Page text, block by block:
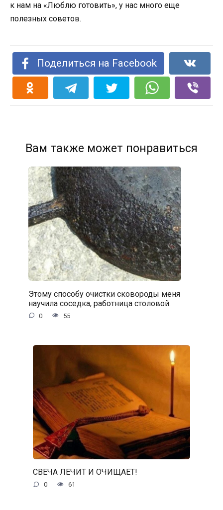
к нам на «Люблю готовить», у нас много еще
полезных советов.
Поделиться на Facebook
Вам также может понравиться
Этому способу очистки сковороды меня
научила соседка, работница столовой.
0 55
СВЕЧА ЛЕЧИТ И ОЧИЩАЕТ!
0 61